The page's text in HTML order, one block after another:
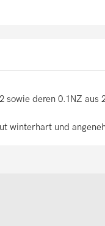
sowie deren 0.1NZ
winterhart und